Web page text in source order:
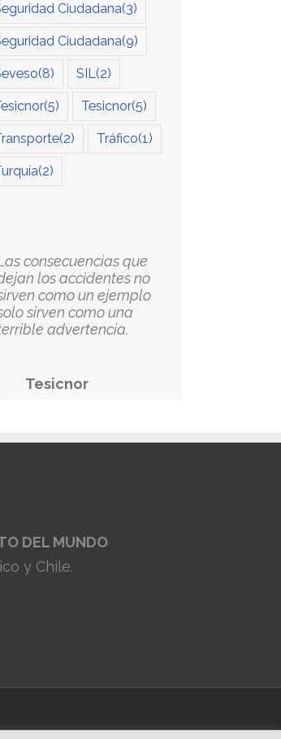
General de
establece las
Regulación
PELIGROSAS RD
SOSTENIBILIDAD
Ciudadana(3)
Ciudadana(9)
(8) SIL(2)
(5) Tesicnor(5)
(2) Tráfico(1)
(2)
consecuencias que
los accidentes no
como un ejemplo
sirven como una
advertencia.
Tesicnor
DEL MUNDO
y Chile.